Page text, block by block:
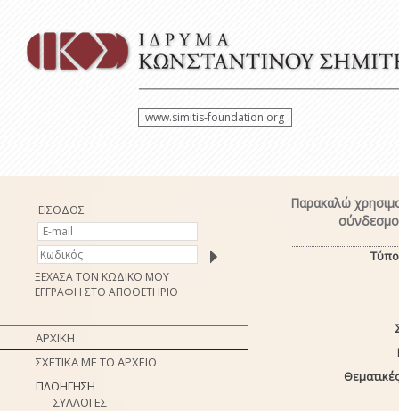
www.simitis-foundation.org
ΕΙΣΟΔΟΣ
ΞΕΧΑΣΑ ΤΟΝ ΚΩΔΙΚΟ ΜΟΥ
ΕΓΓΡΑΦΗ ΣΤΟ ΑΠΟΘΕΤΗΡΙΟ
ΑΡΧΙΚΗ
ΣΧΕΤΙΚΑ ΜΕ ΤΟ ΑΡΧΕΙΟ
ΠΛΟΗΓΗΣΗ
ΣΥΛΛΟΓΕΣ
Παρακαλώ